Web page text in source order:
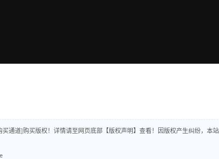
通道]购买版权！详情请至网页底部【版权声明】查看！因版权产生纠纷，本站